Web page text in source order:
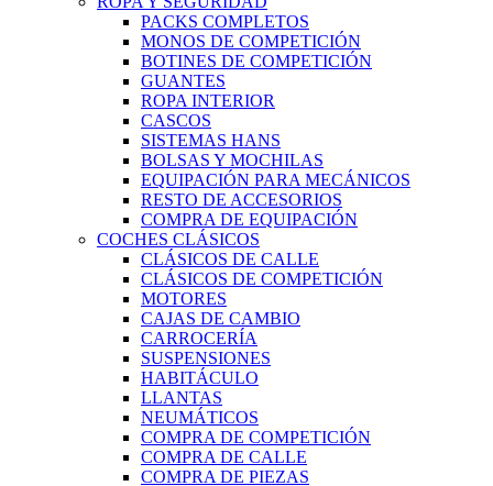
PACKS COMPLETOS
MONOS DE COMPETICIÓN
BOTINES DE COMPETICIÓN
GUANTES
ROPA INTERIOR
CASCOS
SISTEMAS HANS
BOLSAS Y MOCHILAS
EQUIPACIÓN PARA MECÁNICOS
RESTO DE ACCESORIOS
COMPRA DE EQUIPACIÓN
COCHES CLÁSICOS
CLÁSICOS DE CALLE
CLÁSICOS DE COMPETICIÓN
MOTORES
CAJAS DE CAMBIO
CARROCERÍA
SUSPENSIONES
HABITÁCULO
LLANTAS
NEUMÁTICOS
COMPRA DE COMPETICIÓN
COMPRA DE CALLE
COMPRA DE PIEZAS